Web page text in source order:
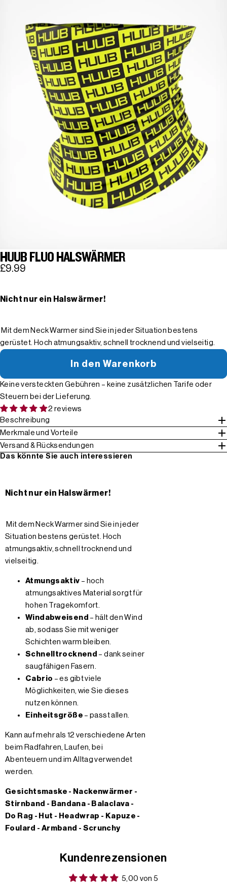
HUUB FLUO HALSWÄRMER
£9.99
Nicht nur ein Halswärmer!
Mit dem Neck Warmer sind Sie in jeder Situation bestens
gerüstet. Hoch atmungsaktiv, schnell trocknend und vielseitig.
In den Warenkorb
Keine versteckten Gebühren – keine zusätzlichen Tarife oder
Steuern bei der Lieferung.
2 reviews
Beschreibung
Merkmale und Vorteile
Versand & Rücksendungen
Das könnte Sie auch interessieren
Nicht nur ein Halswärmer!
Mit dem Neck Warmer sind Sie in jeder
Situation bestens gerüstet. Hoch
atmungsaktiv, schnell trocknend und
vielseitig.
Atmungsaktiv – hoch
atmungsaktives Material sorgt für
hohen Tragekomfort.
Windabweisend – hält den Wind
ab, sodass Sie mit weniger
Schichten warm bleiben.
Schnelltrocknend – dank seiner
saugfähigen Fasern.
Cabrio – es gibt viele
Möglichkeiten, wie Sie dieses
nutzen können.
Einheitsgröße – passt allen.
Kann auf mehr als 12 verschiedene Arten
beim Radfahren, Laufen, bei
Abenteuern und im Alltag verwendet
werden.
Gesichtsmaske - Nackenwärmer -
Stirnband - Bandana - Balaclava -
Do Rag - Hut - Headwrap - Kapuze -
Foulard - Armband - Scrunchy
Kundenrezensionen
5,00 von 5